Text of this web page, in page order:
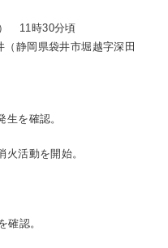
11時30分頃
静岡県袋井市堀越字深田
を確認。
動を開始。
認。